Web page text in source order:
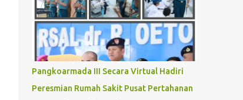
pria maupun wanita, terutama bapak-
bapak dan ibu-ibu. Lokasi Prakteknya Yang
sudah menyebar diseluruh daerah di
Indonesia Sangat Dibutuhkan di Mata
Warga Membuat Pengobatan Keperkasaan
Pria, H. Abdul Azis sangat
direkomendasikan. ANDA INGIN MENCARI
Pangkoarmada III Secara Virtual Hadiri
Peresmian Rumah Sakit Pusat Pertahanan